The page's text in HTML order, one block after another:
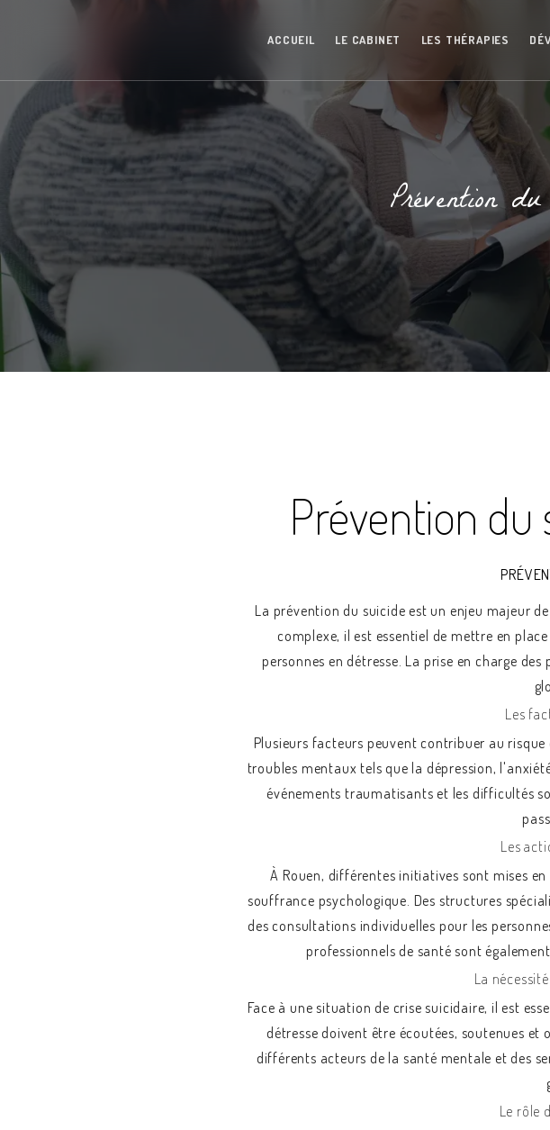
ACCUEIL LE CABINET LES THÉRAPIES
Prévention
Prévention du
La prévention du suicide est un enjeu majeur
complexe, il est essentiel de mettre en
personnes en détresse. La prise en charge
Les
Plusieurs facteurs peuvent contribuer au
troubles mentaux tels que la dépression,
événements traumatisants et les difficultés
Les
À Rouen, différentes initiatives sont mises
souffrance psychologique. Des structures
des consultations individuelles pour les
professionnels de santé sont
La
Face à une situation de crise suicidaire, il est
détresse doivent être écoutées, soutenues
différents acteurs de la santé mentale et des
Le rôle
Panneau de gestion des cookies